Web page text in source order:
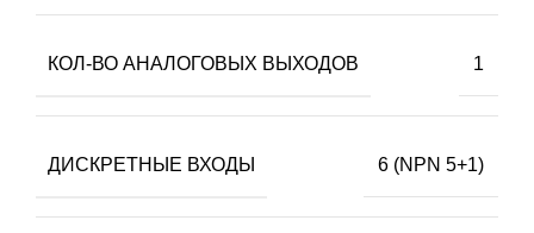
КОЛ-ВО АНАЛОГОВЫХ ВЫХОДОВ 1
ДИСКРЕТНЫЕ ВХОДЫ 6 (NPN 5+1)